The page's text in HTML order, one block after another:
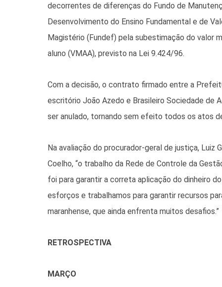
decorrentes de diferenças do Fundo de
Desenvolvimento do Ensino Fundamental e de
Magistério (Fundef) pela subestimação do valor
aluno (VMAA), previsto na Lei 9.424/96.
Com a decisão, o contrato firmado entre a
escritório João Azedo e Brasileiro Sociedade de
ser anulado, tornando sem efeito todos os atos
Na avaliação do procurador-geral de justiça, Luiz
Coelho, “o trabalho da Rede de Controle da
foi para garantir a correta aplicação do dinheiro
esforços e trabalhamos para garantir recursos
maranhense, que ainda enfrenta muitos desafios.”
RETROSPECTIVA
MARÇO